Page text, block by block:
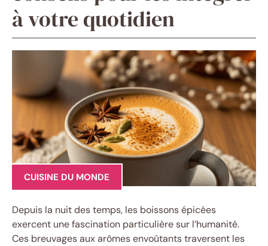
à votre quotidien
CUISINE DU MONDE
Depuis la nuit des temps, les boissons épicées
exercent une fascination particulière sur l’humanité.
Ces breuvages aux arômes envoûtants traversent les